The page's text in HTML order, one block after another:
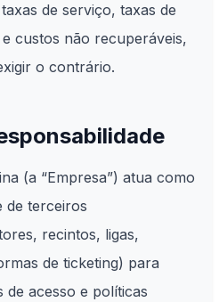
de serviço, taxas de
custos não recuperáveis,
o contrário.
(a “Empresa”) atua como
de terceiros
recintos, ligas,
de ticketing) para
acesso e políticas